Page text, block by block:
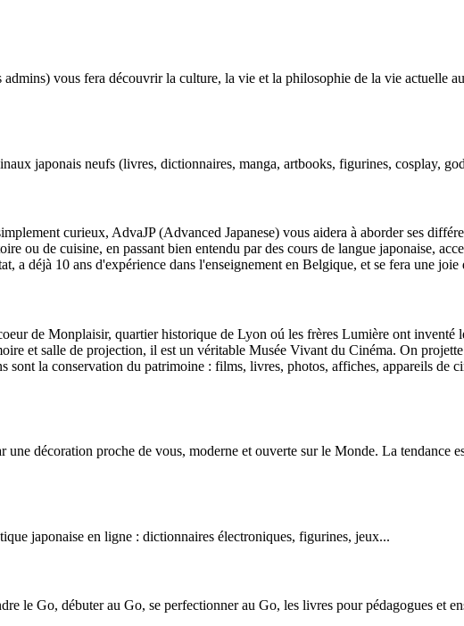
vous fera découvrir la culture, la vie et la philosophie de la vie actuelle
japonais neufs (livres, dictionnaires, manga, artbooks, figurines, cosplay,
curieux, AdvaJP (Advanced Japanese) vous aidera à aborder ses
ou de cuisine, en passant bien entendu par des cours de langue japonaise,
a déjà 10 ans d'expérience dans l'enseignement en Belgique, et se fera une
de Monplaisir, quartier historique de Lyon oú les frères Lumière ont
et salle de projection, il est un véritable Musée Vivant du Cinéma. On
sont la conservation du patrimoine : films, livres, photos, affiches, appareils de
une décoration proche de vous, moderne et ouverte sur le Monde. La tendance
japonaise en ligne : dictionnaires électroniques, figurines, jeux...
le Go, débuter au Go, se perfectionner au Go, les livres pour pédagogues et